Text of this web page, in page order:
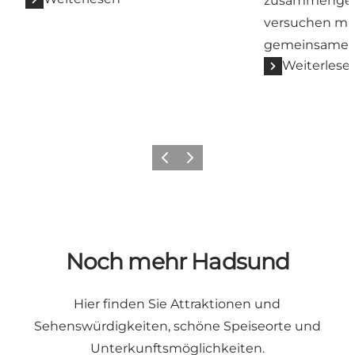
versuchen
Vorherige Folie
Nächste Folie
Noch mehr Hadsund
Hier finden Sie Attraktionen und
Sehenswürdigkeiten, schöne Speiseorte und
Unterkunftsmöglichkeiten.